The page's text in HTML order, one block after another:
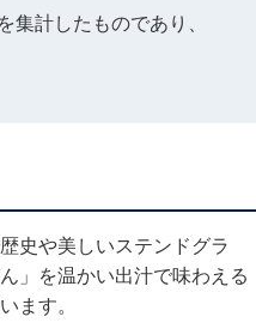
計したものであり、
史や美しいステンドグラ
」を温かい出汁で味わえる
ます。